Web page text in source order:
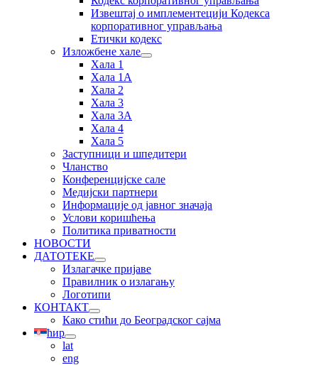
Извештај о имплементецији Кодекса
корпоративног управљања
Етички кодекс
Изложбене хале
Хала 1
Хала 1А
Хала 2
Хала 3
Хала 3А
Хала 4
Хала 5
Заступници и шпедитери
Чланство
Конференцијске сале
Медијски партнери
Информације од јавног значаја
Услови коришћења
Политика приватности
НОВОСТИ
ДАТОТЕКЕ
Излагачке пријаве
Правилник о излагању
Логотипи
КОНТАКТ
Како стићи до Београдског сајма
ћир
lat
eng